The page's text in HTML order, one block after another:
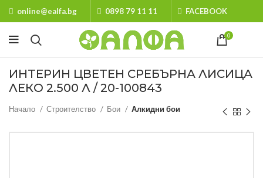
online@ealfa.bg 0898 79 11 11 FACEBOOK
0
ИНТЕРИН ЦВЕТЕН СРЕБЪРНА ЛИСИЦА
ЛЕКО 2.500 Л / 20-100843
Начало Строителство Бои Алкидни бои